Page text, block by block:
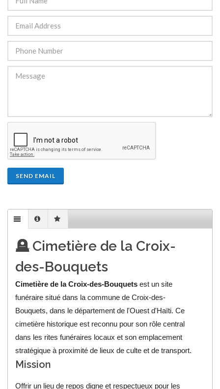
SEND EMAIL
🪦 Cimetière de la Croix-
des-Bouquets
Cimetière de la Croix-des-Bouquets est un site
funéraire situé dans la commune de Croix-des-
Bouquets, dans le département de l'Ouest d'Haïti. Ce
cimetière historique est reconnu pour son rôle central
dans les rites funéraires locaux et son emplacement
stratégique à proximité de lieux de culte et de transport.
Mission
Offrir un lieu de repos digne et respectueux pour les